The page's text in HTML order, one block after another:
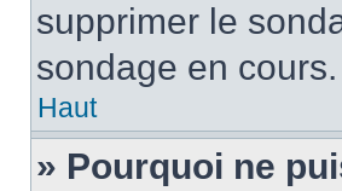
supprimer le
sondage en cours.
Haut
» Pourquoi ne